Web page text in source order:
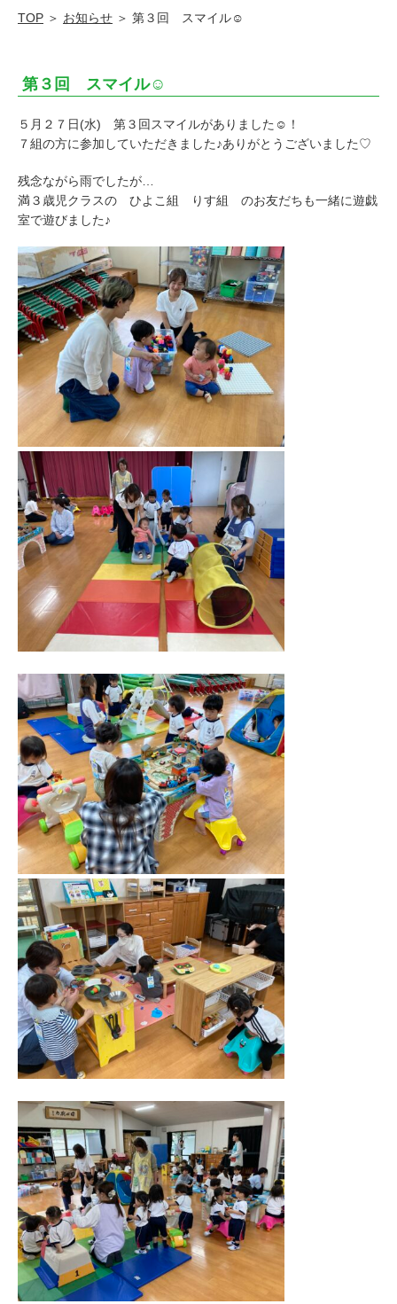
TOP ＞ お知らせ ＞ 第３回 スマイル☺
第３回 スマイル☺
５月２７日(水) 第３回スマイルがありました☺！
７組の方に参加していただきました♪ありがとうございました♡
残念ながら雨でしたが…
満３歳児クラスの ひよこ組 りす組 のお友だちも一緒に遊戯
室で遊びました♪